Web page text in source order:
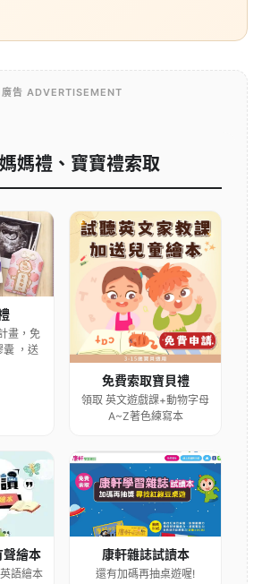
廣告 ADVERTISEMENT
媽禮、寶寶禮索取
畫，免
囊 ，送
免費索取寶貝禮
領取 英文遊戲課+動物字母
A~Z著色練寫本
聲繪本
語繪本
康軒雜誌試讀本
還有加碼再抽桌遊喔!